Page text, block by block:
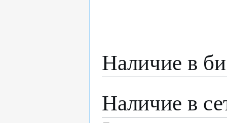
Наличие в
Наличие в